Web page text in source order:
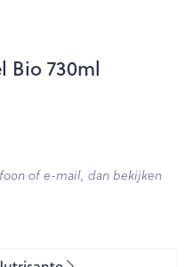
Bio 730ml
of e-mail, dan bekijken